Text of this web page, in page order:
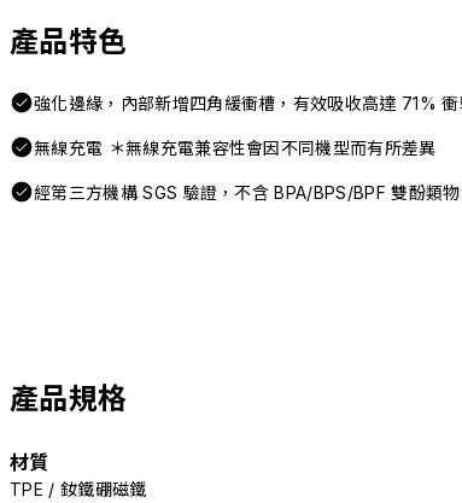
產品特色
強化邊緣，內部新增四角緩衝槽，有效吸收高達 71% 衝
無線充電 ＊無線充電兼容性會因不同機型而有所差異
經第三方機構 SGS 驗證，不含 BPA/BPS/BPF 雙酚類
產品規格
材質
TPE / 釹鐵硼磁鐵